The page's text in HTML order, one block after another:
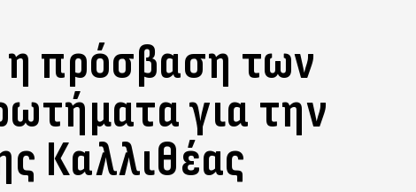
η πρόσβαση των
για την
Καλλιθέας